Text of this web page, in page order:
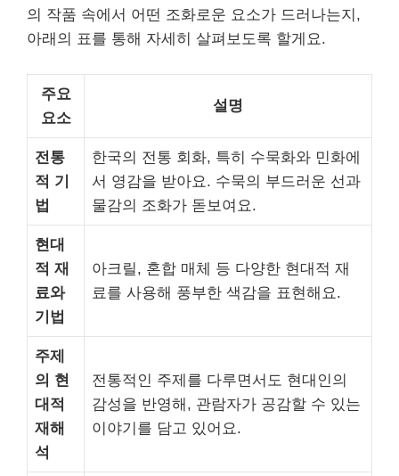
의 작품 속에서 어떤 조화로운 요소가 드러나는지,
아래의 표를 통해 자세히 살펴보도록 할게요.
주요
요소
설명
전통
적 기
법
한국의 전통 회화, 특히 수묵화와 민화에
서 영감을 받아요. 수묵의 부드러운 선과
물감의 조화가 돋보여요.
현대
적 재
료와
기법
아크릴, 혼합 매체 등 다양한 현대적 재
료를 사용해 풍부한 색감을 표현해요.
주제
의 현
대적
재해
석
전통적인 주제를 다루면서도 현대인의
감성을 반영해, 관람자가 공감할 수 있는
이야기를 담고 있어요.